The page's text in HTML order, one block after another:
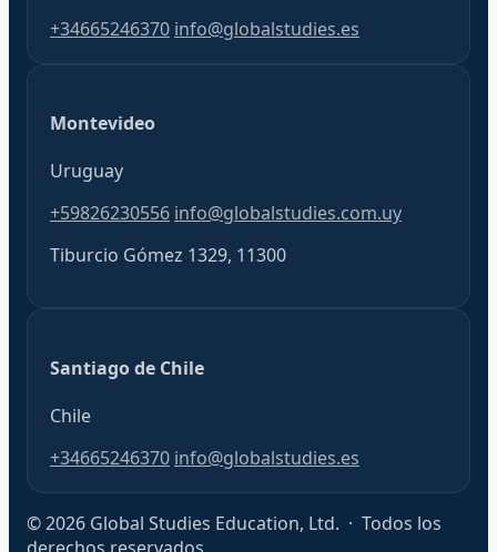
+34665246370 info@globalstudies.es
Montevideo
Uruguay
+59826230556 info@globalstudies.com.uy
Tiburcio Gómez 1329, 11300
Santiago de Chile
Chile
+34665246370 info@globalstudies.es
© 2026 Global Studies Education, Ltd. · Todos los